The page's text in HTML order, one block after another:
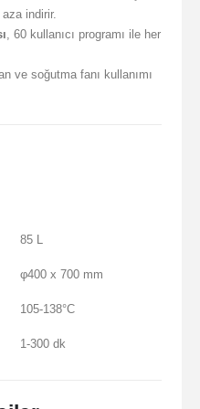
indirir.
, 60 kullanıcı programı ile her
ve soğutma fanı kullanımı
85 L
φ400 x 700 mm
105-138°C
1-300 dk